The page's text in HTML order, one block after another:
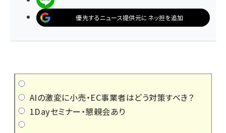
優先するニュース提供元にネッ担を追加
AIの激変に小売・EC事業者はどう対策すべき？
1Dayセミナー・懇親会あり